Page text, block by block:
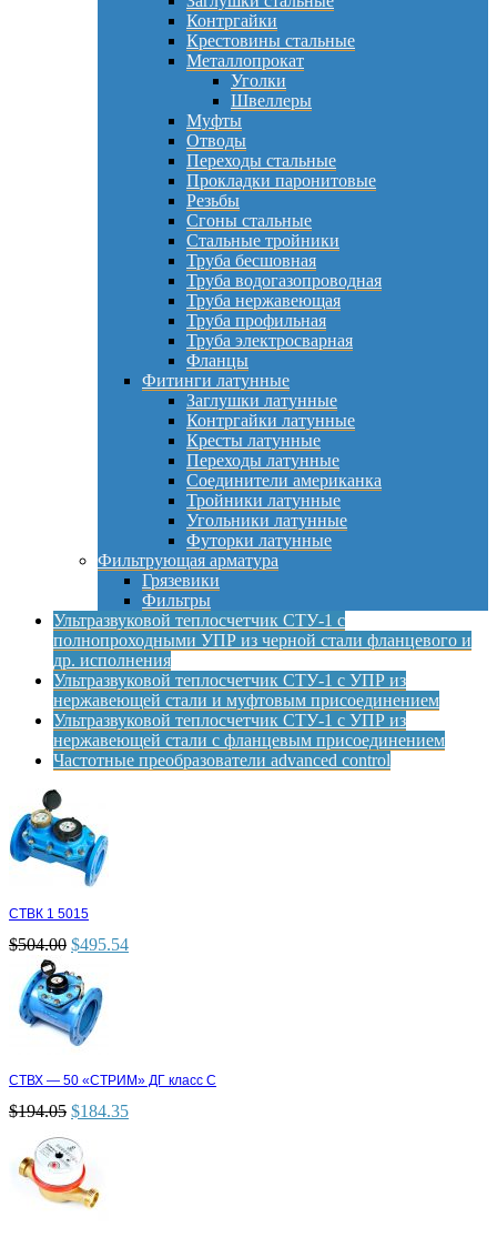
Контргайки
Крестовины стальные
Металлопрокат
Уголки
Швеллеры
Муфты
Отводы
Переходы стальные
Прокладки паронитовые
Резьбы
Сгоны стальные
Стальные тройники
Труба бесшовная
Труба водогазопроводная
Труба нержавеющая
Труба профильная
Труба электросварная
Фланцы
Фитинги латунные
Заглушки латунные
Контргайки латунные
Кресты латунные
Переходы латунные
Соединители американка
Тройники латунные
Угольники латунные
Футорки латунные
Фильтрующая арматура
Грязевики
Фильтры
Ультразвуковой теплосчетчик СТУ-1 с
полнопроходными УПР из черной стали фланцевого и
др. исполнения
Ультразвуковой теплосчетчик СТУ-1 с УПР из
нержавеющей стали и муфтовым присоединением
Ультразвуковой теплосчетчик СТУ-1 с УПР из
нержавеющей стали с фланцевым присоединением
Частотные преобразователи advanced control
СТВК 1 5015
$504.00 $495.54
СТВХ — 50 «СТРИМ» ДГ класс С
$194.05 $184.35